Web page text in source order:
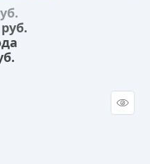
руб.